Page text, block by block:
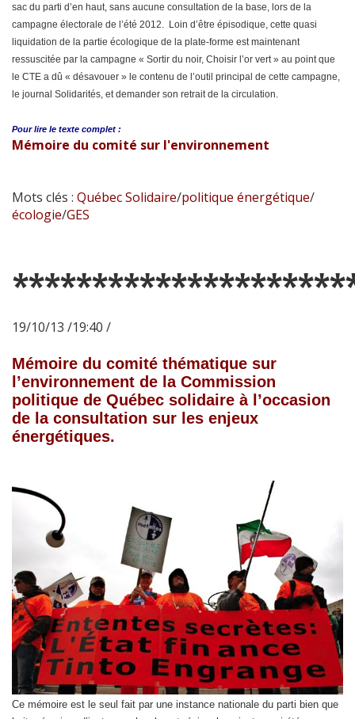
sac du parti d’en haut, sans aucune consultation de la base, lors de la
campagne électorale de l’été 2012. Loin d’être épisodique, cette quasi
liquidation de la partie écologique de la plate-forme est maintenant
ressuscitée par la campagne « Sortir du noir, Choisir l’or vert » au point que
le CTE a dû « désavouer » le contenu de l’outil principal de cette campagne,
le journal Solidarités, et demander son retrait de la circulation.
Pour lire le texte complet :
Mémoire du comité sur l'environnement
Mots clés : Québec Solidaire/politique énergétique/
écologie/GES
19/10/13 /19:40 /
Mémoire du comité thématique sur
l’environnement de la Commission
politique de Québec solidaire à l’occasion
de la consultation sur les enjeux
énergétiques.
Ce mémoire est le seul fait par une instance nationale du parti bien que